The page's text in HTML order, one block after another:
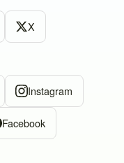
X
Instagram
Facebook